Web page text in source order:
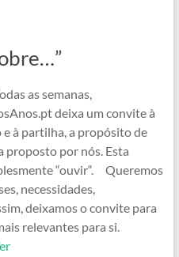
as semanas,
deixa um convite à
e à partilha, a propósito de
proposto por nós. Esta
“ouvir“. Queremos
necessidades,
deixamos o convite para
relevantes para si.